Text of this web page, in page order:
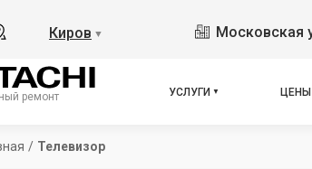
Киров ▼ Московская
ремонт УСЛУГИ ЦЕНЫ
/ Телевизор